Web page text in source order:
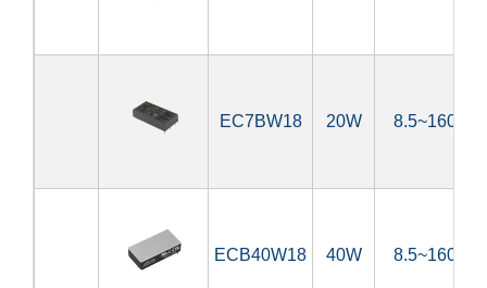
EC7BW18 20W 8.5~160V
ECB40W18 40W 8.5~160V